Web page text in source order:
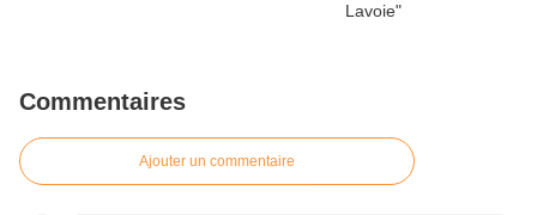
Commentaires
Ajouter un commentaire